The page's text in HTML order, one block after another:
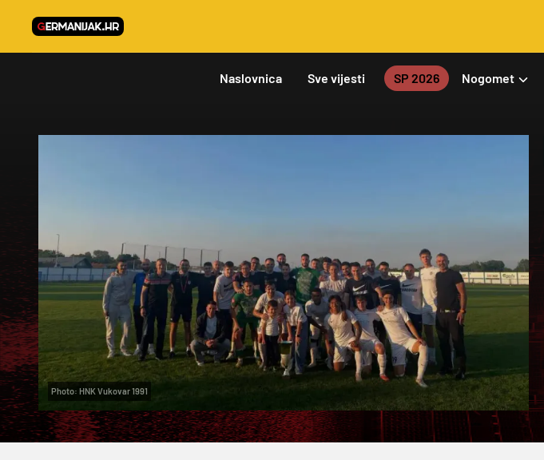
Naslovnica Sve vijesti SP 2026 Nogomet
Photo: HNK Vukovar 1991